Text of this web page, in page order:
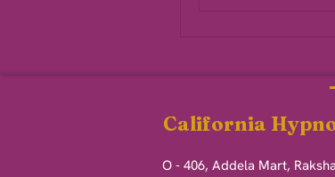
California
O - 406, Addela Mart,